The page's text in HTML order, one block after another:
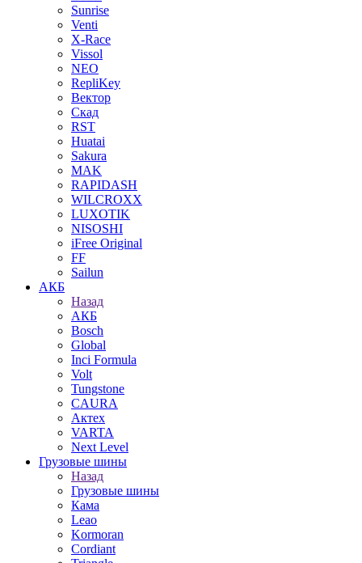
Sunrise
Venti
X-Race
Vissol
NEO
RepliKey
Вектор
Скад
RST
Huatai
Sakura
MAK
RAPIDASH
WILCROXX
LUXOTIK
NISOSHI
iFree Original
FF
Sailun
АКБ
Назад
АКБ
Bosch
Global
Inci Formula
Volt
Tungstone
CAURA
Актех
VARTA
Next Level
Грузовые шины
Назад
Грузовые шины
Кама
Leao
Kormoran
Cordiant